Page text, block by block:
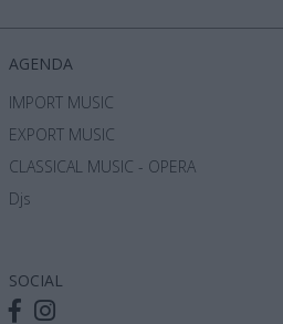
AGENDA
IMPORT MUSIC
EXPORT MUSIC
CLASSICAL MUSIC - OPERA
Djs
SOCIAL